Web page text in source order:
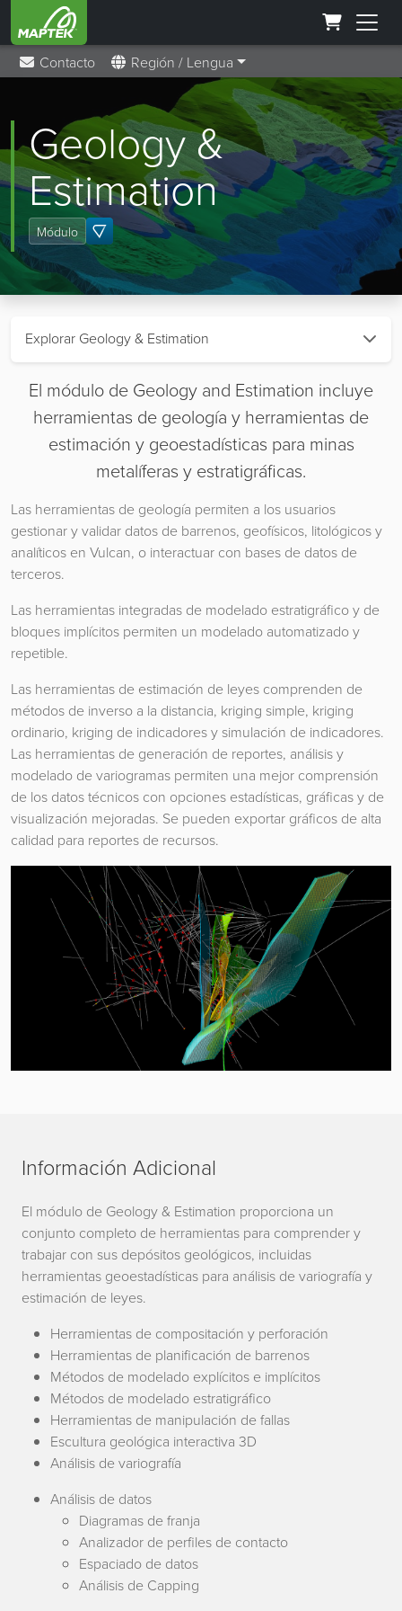
Contacto Región / Lengua
Geology &
Estimation
Módulo
Explorar Geology & Estimation
El módulo de Geology and Estimation incluye
herramientas de geología y herramientas de
estimación y geoestadísticas para minas
metalíferas y estratigráficas.
Las herramientas de geología permiten a los usuarios
gestionar y validar datos de barrenos, geofísicos, litológicos y
analíticos en Vulcan, o interactuar con bases de datos de
terceros.
Las herramientas integradas de modelado estratigráfico y de
bloques implícitos permiten un modelado automatizado y
repetible.
Las herramientas de estimación de leyes comprenden de
métodos de inverso a la distancia, kriging simple, kriging
ordinario, kriging de indicadores y simulación de indicadores.
Las herramientas de generación de reportes, análisis y
modelado de variogramas permiten una mejor comprensión
de los datos técnicos con opciones estadísticas, gráficas y de
visualización mejoradas. Se pueden exportar gráficos de alta
calidad para reportes de recursos.
Información Adicional
El módulo de Geology & Estimation proporciona un
conjunto completo de herramientas para comprender y
trabajar con sus depósitos geológicos, incluidas
herramientas geoestadísticas para análisis de variografía y
estimación de leyes.
Herramientas de compositación y perforación
Herramientas de planificación de barrenos
Métodos de modelado explícitos e implícitos
Métodos de modelado estratigráfico
Herramientas de manipulación de fallas
Escultura geológica interactiva 3D
Análisis de variografía
Análisis de datos
Diagramas de franja
Analizador de perfiles de contacto
Espaciado de datos
Análisis de Capping